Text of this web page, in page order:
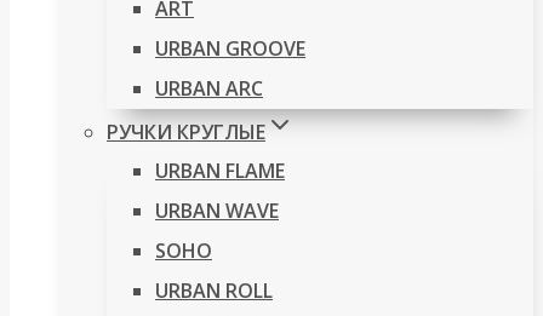
ART
URBAN GROOVE
URBAN ARC
РУЧКИ КРУГЛЫЕ
URBAN FLAME
URBAN WAVE
SOHO
URBAN ROLL